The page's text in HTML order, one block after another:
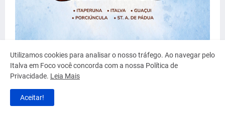
Clique e veja + ofertas!!
Utilizamos cookies para analisar o nosso tráfego. Ao navegar pelo
Italva em Foco você concorda com a nossa Política de
Privacidade. Leia Mais
Aceitar!